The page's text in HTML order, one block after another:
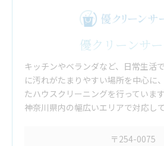
優クリーンサ
キッチンやベランダなど、日常生活
に汚れがたまりやすい場所を中心に
たハウスクリーニングを行っていま
神奈川県内の幅広いエリアで対応し
〒254-0075